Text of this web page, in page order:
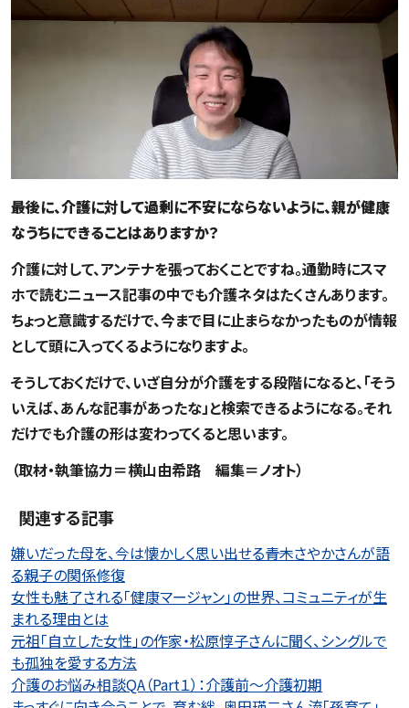
――最後に、介護に対して過剰に不安にならないように、親が健康
なうちにできることはありますか？
介護に対して、アンテナを張っておくことですね。通勤時にスマ
ホで読むニュース記事の中でも介護ネタはたくさんあります。
ちょっと意識するだけで、今まで目に止まらなかったものが情報
として頭に入ってくるようになりますよ。
そうしておくだけで、いざ自分が介護をする段階になると、「そう
いえば、あんな記事があったな」と検索できるようになる。それ
だけでも介護の形は変わってくると思います。
（取材・執筆協力＝横山由希路 編集＝ノオト）
関連する記事
嫌いだった母を、今は懐かしく思い出せる――青木さやかさんが語
る親子の関係修復
女性も魅了される「健康マージャン」の世界、コミュニティが生
まれる理由とは
元祖「自立した女性」の作家・松原惇子さんに聞く、シングルで
も孤独を愛する方法
介護のお悩み相談QA（Part１）：介護前～介護初期